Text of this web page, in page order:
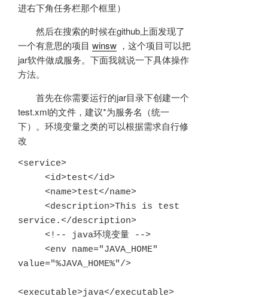
进右下角任务栏那个框里）
然后在搜索的时候在github上面发现了
一个有意思的项目 winsw ，这个项目可以把
jar软件做成服务。下面我就说一下具体操作
方法。
首先在你需要运行的jar目录下创建一个
test.xml的文件，建议*为服务名（统一
下）。环境变量之类的可以根据需求自行修
改
<service>
service.</description>
value="%JAVA_HOME%"/>
<executable>java</executable>